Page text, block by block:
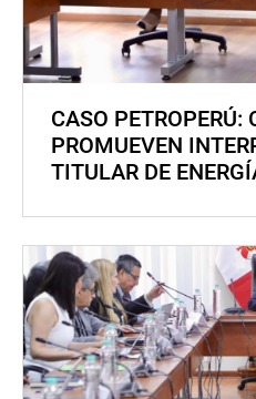
CASO PETROPERÚ:
PROMUEVEN
TITULAR DE